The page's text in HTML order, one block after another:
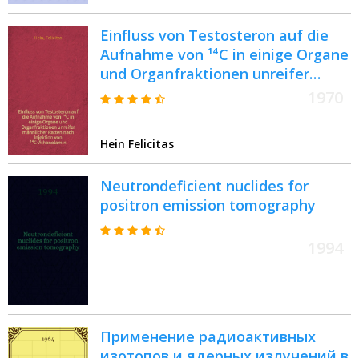
Einfluss von Testosteron auf die
Aufnahme von ¹⁴C in einige Organe
und Organfraktionen unreifer
männlicher Ratten nach Injektion
Bonn
Hein Felicitas
Neutrondeficient nuclides for
positron emission tomography
Применение радиоактивных